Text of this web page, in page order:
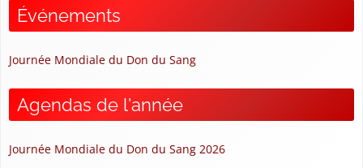
Événements
Journée Mondiale du Don du Sang
Agendas de l'année
Journée Mondiale du Don du Sang 2026